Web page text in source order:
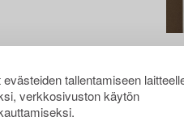
tallentamiseen
verkkosivuston käytön